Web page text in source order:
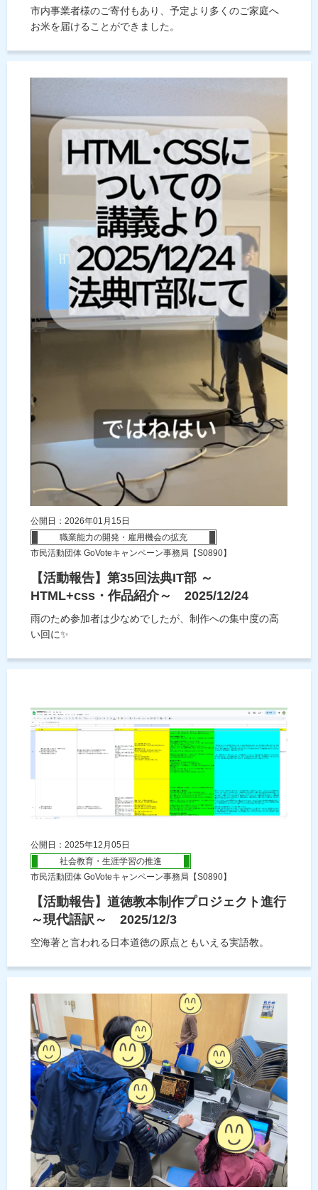
市内事業者様のご寄付もあり、予定より多くのご家庭へ
お米を届けることができました。
公開日：2026年01月15日
職業能力の開発・雇用機会の拡充
市民活動団体 GoVoteキャンペーン事務局【S0890】
【活動報告】第35回法典IT部 ～
HTML+css・作品紹介～ 2025/12/24
雨のため参加者は少なめでしたが、制作への集中度の高
い回に✨
公開日：2025年12月05日
社会教育・生涯学習の推進
市民活動団体 GoVoteキャンペーン事務局【S0890】
【活動報告】道徳教本制作プロジェクト進行
～現代語訳～ 2025/12/3
空海著と言われる日本道徳の原点ともいえる実語教。